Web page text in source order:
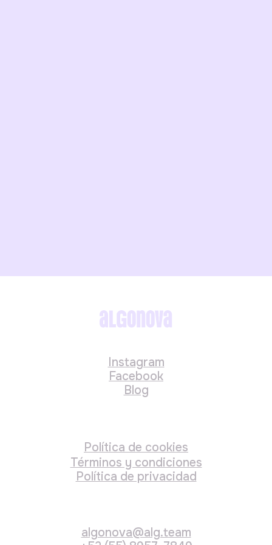
128 clases
$1 511 796
pagando hoy
o en cuotas sin intereses:
/ mes
Desc.
45%
96 clases
o en cuotas sin intereses: